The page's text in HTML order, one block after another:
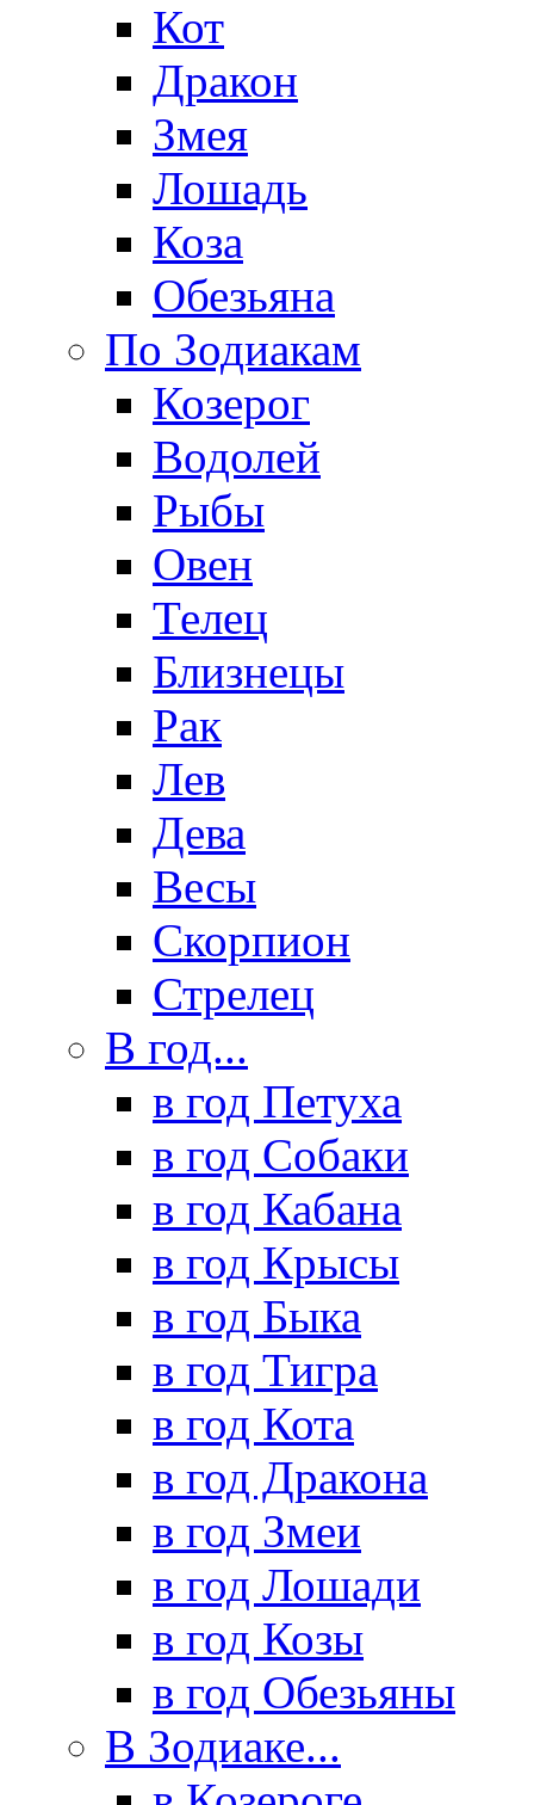
Кот
Дракон
Змея
Лошадь
Коза
Обезьяна
По Зодиакам
Козерог
Водолей
Рыбы
Овен
Телец
Близнецы
Рак
Лев
Дева
Весы
Скорпион
Стрелец
В год...
в год Петуха
в год Собаки
в год Кабана
в год Крысы
в год Быка
в год Тигра
в год Кота
в год Дракона
в год Змеи
в год Лошади
в год Козы
в год Обезьяны
В Зодиаке...